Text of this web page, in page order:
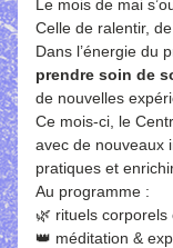
Le mois de mai
Celle de ralentir,
prendre soin de
de nouvelles
Ce mois-ci, le
avec de nouveaux
pratiques et
Au programme :
🌿 rituels
👑 méditation &